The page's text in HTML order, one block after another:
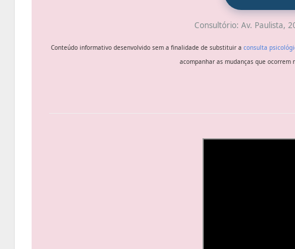
Consultório: Av. Paulista,
Conteúdo informativo desenvolvido sem a finalidade de substituir aconsulta
acompanhar as mudanças que ocorrem